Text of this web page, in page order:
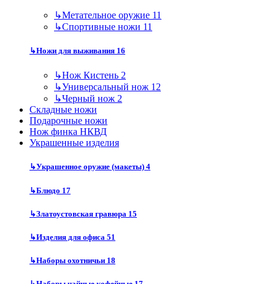
↳Метательное оружие 11
↳Спортивные ножи 11
↳Ножи для выживания 16
↳Нож Кистень 2
↳Универсальный нож 12
↳Черный нож 2
Складные ножи
Подарочные ножи
Нож финка НКВД
Украшенные изделия
↳Украшенное оружие (макеты) 4
↳Блюдо 17
↳Златоустовская гравюра 15
↳Изделия для офиса 51
↳Наборы охотничьи 18